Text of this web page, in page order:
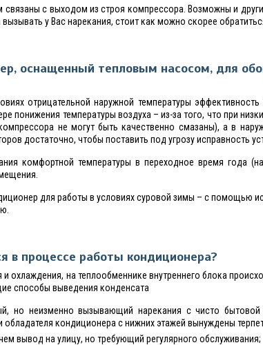
с выходом из строя компрессора. Возможны и
у Вас нарекания, стоит как можно скорее
оснащенный тепловым насосом, для
отрицательной наружной температуры
понижения температуры воздуха – из-за того, что при
не могут быть качественно смазаны), а в
достаточно, чтобы поставить под угрозу исправность
комфортной температуры в переходное время года
для работы в условиях суровой зимы – с помощью
в процессе работы кондиционера?
охлаждения, на теплообменнике внутреннего блока
способы выведения конденсата
но неизменно вызывающий нарекания с чисто бытовой
кондиционера с нижних этажей вынуждены
вывод на улицу, но требующий регулярного обслуживания;